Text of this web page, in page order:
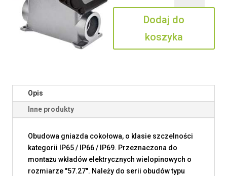
10.20
Dodaj do
koszyka
Opis
Inne produkty
Obudowa gniazda cokołowa, o klasie szczelności
kategorii IP65 / IP66 / IP69. Przeznaczona do
montażu wkładów elektrycznych wielopinowych o
rozmiarze "57.27". Należy do serii obudów typu